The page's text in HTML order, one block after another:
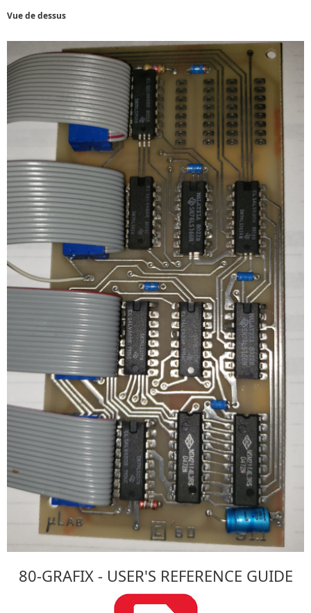
Vue de dessus
80-GRAFIX - USER'S REFERENCE GUIDE